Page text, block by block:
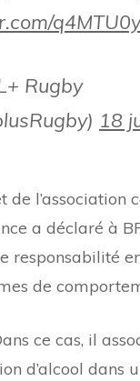
Rugby
18
de l’association
a déclaré à
responsabilité
de
ce cas, il
d’alcool dans